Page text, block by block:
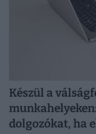
Készül a
dolgozókat, ha